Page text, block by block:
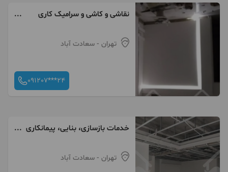
نقاشی و کاشی و سرامیک کاری
تهران - سعادت آباد
091207***24
خدمات بازسازی، بنایی، پیمانکاری
تهران - سعادت آباد